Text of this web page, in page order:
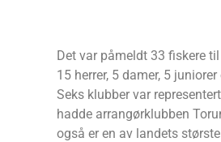
Det var påmeldt 33 fiskere
15 herrer, 5 damer, 5
Seks klubber var
hadde arrangørklubben
også er en av landets